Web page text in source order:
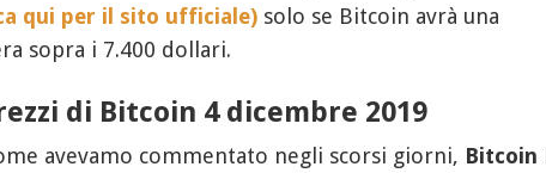
qui per il sito ufficiale)solo se Bitcoin avrà una
sopra i 7.400 dollari.
di Bitcoin 4 dicembre 2019
avevamo commentato negli scorsi giorni, Bitcoin